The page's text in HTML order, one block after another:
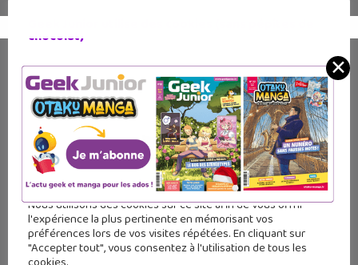
De plus en plus de chansons
disparaissent sur TikT...
chocolat)
Nous utilisons des cookies sur ce site afin de vous offrir
l'expérience la plus pertinente en mémorisant vos
préférences lors de vos visites répétées. En cliquant sur
"Accepter tout", vous consentez à l'utilisation de tous les
✕